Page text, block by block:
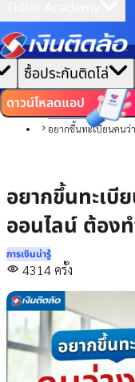
| ซื้อประกันติดโล่
ดาวน์โหลดแอป
หน้าแรก
บทความ
การเงินน่ารู้
การบริหารหนี้
อยากขึ้นทะเบียนคนว่
อยากขึ้นทะเบี
ออนไลน์ ต้องท
การเงินน่ารู้
4314 ครั้ง
เราขอเก็บข้อมูลตาม นโยบายการ
คุณ
ตั้งค่าคุ